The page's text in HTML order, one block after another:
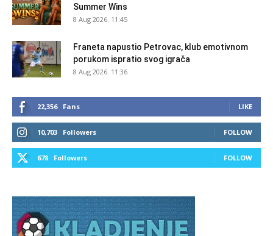
Summer Wins
8 Aug 2026. 11:45
Franeta napustio Petrovac, klub emotivnom
porukom ispratio svog igrača
8 Aug 2026. 11:36
22,356 Fans LIKE
10,703 Followers FOLLOW
678 Followers FOLLOW